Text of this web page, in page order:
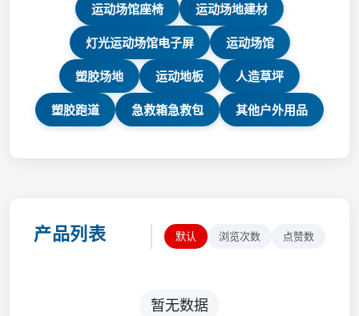
运动场馆座椅 运动场地建材
灯光运动场馆电子屏 运动场馆
塑胶场地 运动地板 人造草坪
塑胶跑道 急救箱急救包 其他户外用品
产品列表 默认 浏览次数 点赞数
暂无数据